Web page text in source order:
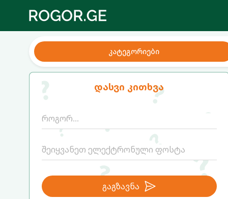
კატეგორიები
დასვი კითხვა
გაგზავნა